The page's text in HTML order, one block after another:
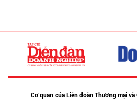
Cơ quan của Liên đoàn Thương mại